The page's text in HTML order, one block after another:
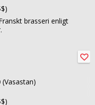
brasseri enligt
(Vasastan)